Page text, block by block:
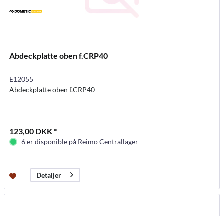
Abdeckplatte oben f.CRP40
E12055
Abdeckplatte oben f.CRP40
123,00 DKK *
6 er disponible på Reimo Centrallager
Detaljer